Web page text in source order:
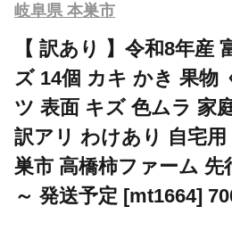
岐阜県 本巣市
【 訳あり 】令和8年産
ズ 14個 カキ かき 果物
ツ 表面 キズ 色ムラ 家
訳アリ わけあり 自宅用
巣市 高橋柿ファーム 先
～ 発送予定 [mt1664]